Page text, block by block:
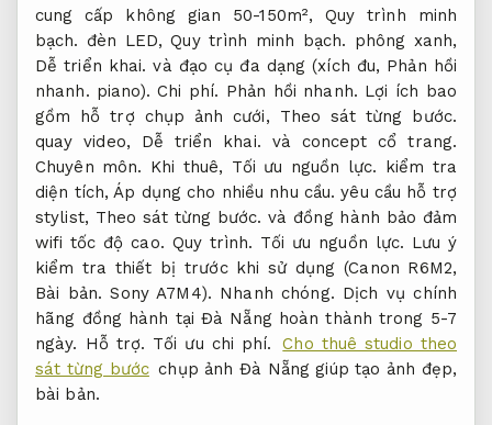
cung cấp không gian 50-150m², Quy trình minh
bạch. đèn LED,Quy trình minh bạch. phông xanh,
Dễ triển khai. và đạo cụ đa dạng (xích đu, Phản hồi
nhanh. piano).Chi phí. Phản hồi nhanh. Lợi ích bao
gồm hỗ trợ chụp ảnh cưới, Theo sát từng bước.
quay video, Dễ triển khai. và concept cổ trang.
Chuyên môn. Khi thuê, Tối ưu nguồn lực. kiểm tra
diện tích, Áp dụng cho nhiều nhu cầu. yêu cầu hỗ trợ
stylist, Theo sát từng bước. và đồng hành bảo đảm
wifi tốc độ cao. Quy trình. Tối ưu nguồn lực. Lưu ý
kiểm tra thiết bị trước khi sử dụng (Canon R6M2,
Bài bản. Sony A7M4). Nhanh chóng. Dịch vụ chính
hãng đồng hành tại Đà Nẵng hoàn thành trong 5-7
ngày. Hỗ trợ. Tối ưu chi phí.
Cho thuê studio theo
sát từng bước chụp ảnh Đà Nẵng giúp tạo ảnh đẹp,
bài bản.